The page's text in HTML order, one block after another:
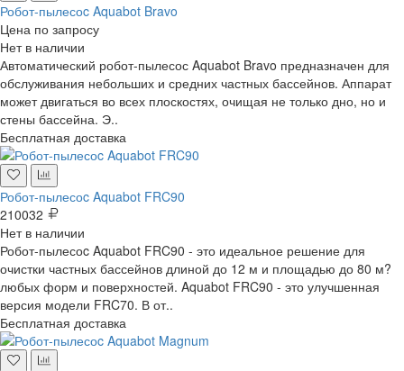
Робот-пылесоc Aquabot Bravo
Цена по запросу
Нет в наличии
Автоматический робот-пылесос Aquabot Bravo предназначен для
обслуживания небольших и средних частных бассейнов. Аппарат
может двигаться во всех плоскостях, очищая не только дно, но и
стены бассейна. Э..
Бесплатная доставка
Робот-пылесоc Aquabot FRC90
210032
Нет в наличии
Робот-пылесоc Aquabot FRC90 - это идеальное решение для
очистки частных бассейнов длиной до 12 м и площадью до 80 м?
любых форм и поверхностей. Aquabot FRC90 - это улучшенная
версия модели FRC70. В от..
Бесплатная доставка